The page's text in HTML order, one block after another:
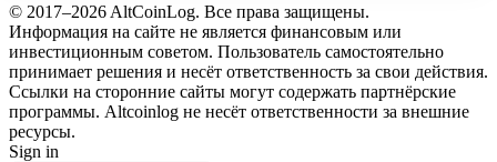
© 2017–2026 AltCoinLog. Все права защищены.
Информация на сайте не является финансовым или
инвестиционным советом. Пользователь самостоятельно
принимает решения и несёт ответственность за свои действия.
Ссылки на сторонние сайты могут содержать партнёрские
программы. Altcoinlog не несёт ответственности за внешние
ресурсы.
Sign in